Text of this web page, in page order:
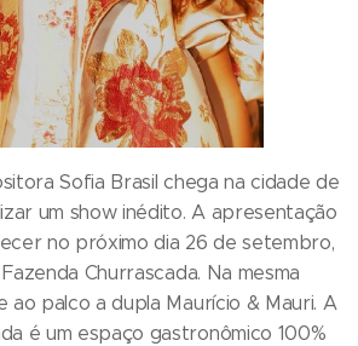
Sofia Brasil chega na cidade de
um show inédito. A apresentação
no próximo dia 26 de setembro,
Churrascada. Na mesma
ao palco a dupla Maurício & Mauri. A
é um espaço gastronômico 100%